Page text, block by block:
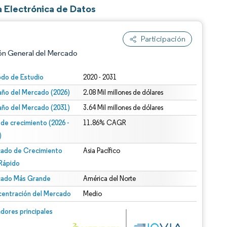
Electrónica de Datos
Participación
General del Mercado
de Estudio 2020 - 2031
del Mercado (2026) 2.08 Mil millones de dólares
del Mercado (2031) 3.64 Mil millones de dólares
de crecimiento (2026 -
11.86% CAGR
de Crecimiento
Asia Pacífico
Más Grande América del Norte
del Mercado Medio
principales
© Mordor Intelligence. El uso requiere atribución según CC BY 4.0.
CC BY 4.0.